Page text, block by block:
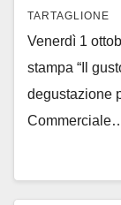
TARTAGLIONE
Venerdì 1
stampa “Il
degustazione